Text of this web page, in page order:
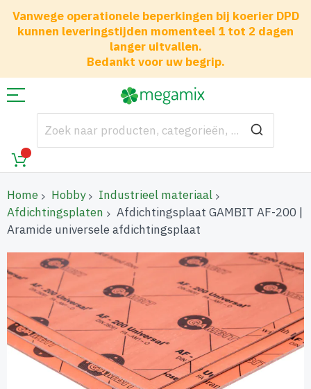
Vanwege operationele beperkingen bij koerier DPD
kunnen leveringstijden momenteel 1 tot 2 dagen
langer uitvallen.
Bedankt voor uw begrip.
Home Hobby
Industrieel materiaal
Afdichtingsplaten
Afdichtingsplaat GAMBIT AF-200 |
Aramide universele afdichtingsplaat
naar
het
einde
van
de
afbeeldingen-
gallerij